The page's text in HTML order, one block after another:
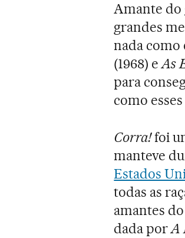
Amante do
grandes
nada como
(1968) eAs
para
como
Corra!foi
manteve
Estados
todas as
amantes
dada porA